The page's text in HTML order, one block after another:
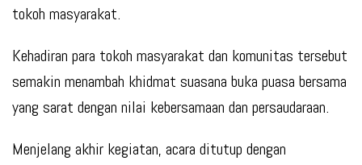
tokoh masyarakat.
Kehadiran para tokoh masyarakat dan komunitas tersebut
semakin menambah khidmat suasana buka puasa bersama
yang sarat dengan nilai kebersamaan dan persaudaraan.
Menjelang akhir kegiatan, acara ditutup dengan